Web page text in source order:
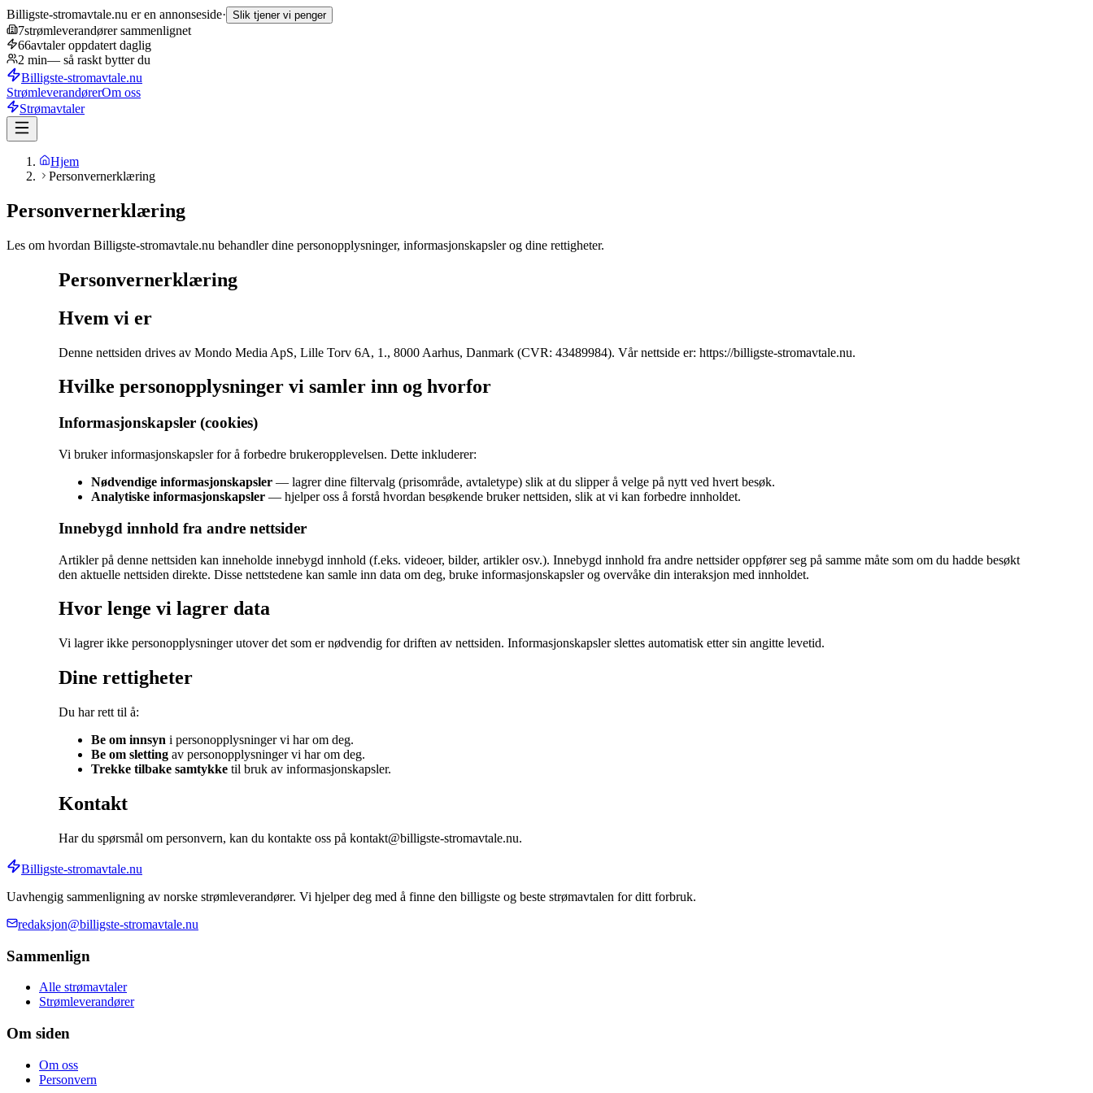
Billigste-stromavtale.nu er en annonseside· Slik tjener vi penger
7strømleverandører sammenlignet
66avtaler oppdatert daglig
2 min— så raskt bytter du
Billigste-stromavtale.nu
StrømleverandørerOm oss
Strømavtaler
Hjem
Personvernerklæring
Personvernerklæring
Les om hvordan Billigste-stromavtale.nu behandler dine personopplysninger, informasjonskapsler og dine rettigheter.
Personvernerklæring
Hvem vi er
Denne nettsiden drives av Mondo Media ApS, Lille Torv 6A, 1., 8000 Aarhus, Danmark (CVR: 43489984). Vår nettside er: https://billigste-stromavtale.nu.
Hvilke personopplysninger vi samler inn og hvorfor
Informasjonskapsler (cookies)
Vi bruker informasjonskapsler for å forbedre brukeropplevelsen. Dette inkluderer:
Nødvendige informasjonskapsler — lagrer dine filtervalg (prisområde, avtaletype) slik at du slipper å velge på nytt ved hvert besøk.
Analytiske informasjonskapsler — hjelper oss å forstå hvordan besøkende bruker nettsiden, slik at vi kan forbedre innholdet.
Innebygd innhold fra andre nettsider
Artikler på denne nettsiden kan inneholde innebygd innhold (f.eks. videoer, bilder, artikler osv.). Innebygd innhold fra andre nettsider oppfører seg på samme måte som om du hadde besøkt
den aktuelle nettsiden direkte. Disse nettstedene kan samle inn data om deg, bruke informasjonskapsler og overvåke din interaksjon med innholdet.
Hvor lenge vi lagrer data
Vi lagrer ikke personopplysninger utover det som er nødvendig for driften av nettsiden. Informasjonskapsler slettes automatisk etter sin angitte levetid.
Dine rettigheter
Du har rett til å:
Be om innsyn i personopplysninger vi har om deg.
Be om sletting av personopplysninger vi har om deg.
Trekke tilbake samtykke til bruk av informasjonskapsler.
Kontakt
Har du spørsmål om personvern, kan du kontakte oss på kontakt@billigste-stromavtale.nu.
Billigste-stromavtale.nu
Uavhengig sammenligning av norske strømleverandører. Vi hjelper deg med å finne den billigste og beste strømavtalen for ditt forbruk.
redaksjon@billigste-stromavtale.nu
Sammenlign
Alle strømavtaler
Strømleverandører
Om siden
Om oss
Personvern